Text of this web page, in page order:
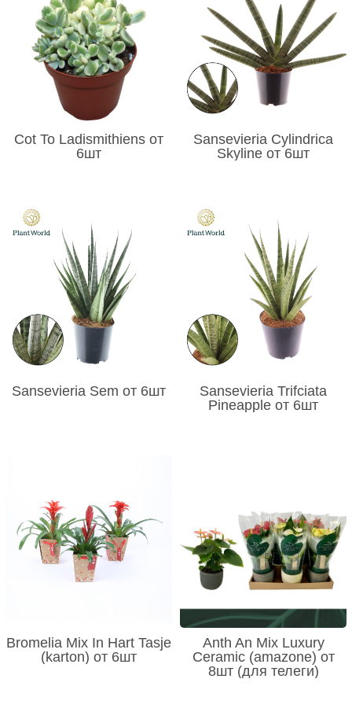
Cot To Ladismithiens от
6шт
Sansevieria Cylindrica
Skyline от 6шт
Sansevieria Sem от 6шт
Sansevieria Trifciata
Pineapple от 6шт
Bromelia Mix In Hart Tasje
(karton) от 6шт
Anth An Mix Luxury
Ceramic (amazone) от
8шт (для телеги)